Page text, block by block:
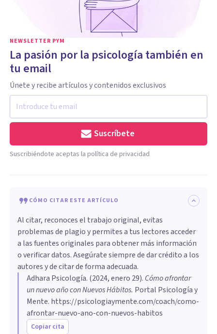
NEWSLETTER PYM
La pasión por la psicología también en
tu email
Únete y recibe artículos y contenidos exclusivos
Suscríbete
Suscribiéndote aceptas la política de privacidad
CÓMO CITAR ESTE ARTÍCULO
Al citar, reconoces el trabajo original, evitas
problemas de plagio y permites a tus lectores acceder
a las fuentes originales para obtener más información
o verificar datos. Asegúrate siempre de dar crédito a los
autores y de citar de forma adecuada.
Adhara Psicología. (2024, enero 29). Cómo afrontar
un nuevo año con Nuevos Hábitos. Portal Psicología y
Mente. https://psicologiaymente.com/coach/como-
afrontar-nuevo-ano-con-nuevos-habitos
Copiar cita